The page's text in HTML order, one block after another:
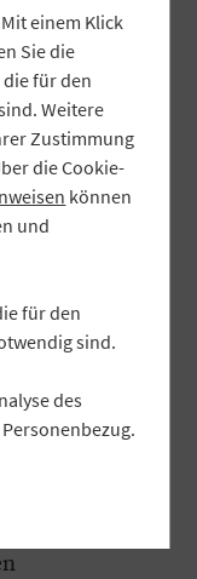
können.
hat,
gewirtschaftet
Gelder
Dafür gibt es
hilft nicht
hohe
es nicht. Es
und auch
Vermögen
Mein Fazit:
sein, dass er
einem Klick
Sie die
für den
Weitere
Zustimmung
die Cookie-
können
und
für den
sind.
des